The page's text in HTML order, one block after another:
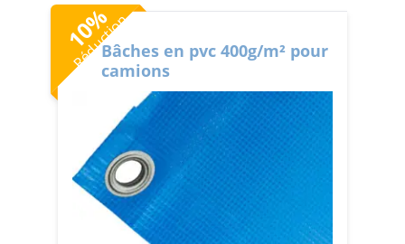
10
%
RéductionBâches en pvc 400g/m² pour
camions